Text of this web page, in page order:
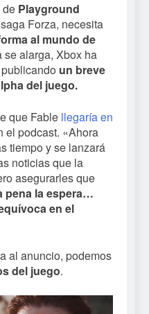
de Playground
Forza, necesita
al mundo de
alarga, Xbox ha
un breve
del juego.
que Fable llegaría en
el podcast. «Ahora
tiempo y se lanzará
noticias que la
asegurarles que
pena la espera…
en el
al anuncio, podemos
del juego.